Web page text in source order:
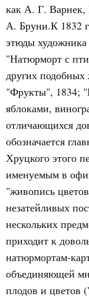
как А. Г.
А. Бруни.К 1832
этюды
"Натюрморт с
других
"Фрукты", 1834;
яблоками,
отличающихся
обозначается
Хруцкого этого
именуемым в
"живопись
незатейливых
нескольких
приходит к
натюрмортам-
объединяющей
плодов и цветов